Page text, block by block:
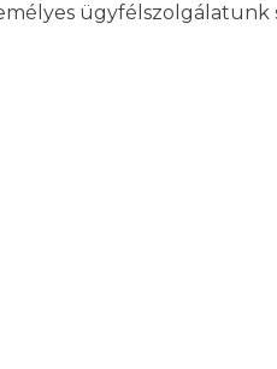
ügyfélszolgálatunk